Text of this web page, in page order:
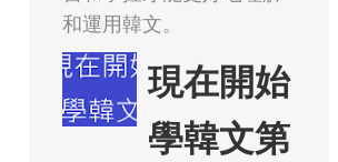
和運用韓文。
現在開始
學韓文第